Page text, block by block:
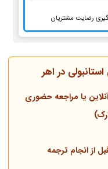
رضایت مشتریان
در اهر
یا مراجعه حضوری
از انجام ترجمه